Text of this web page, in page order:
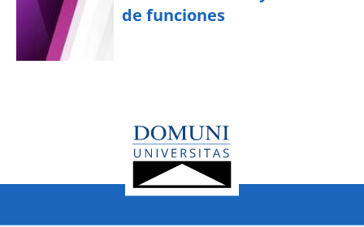
de funciones